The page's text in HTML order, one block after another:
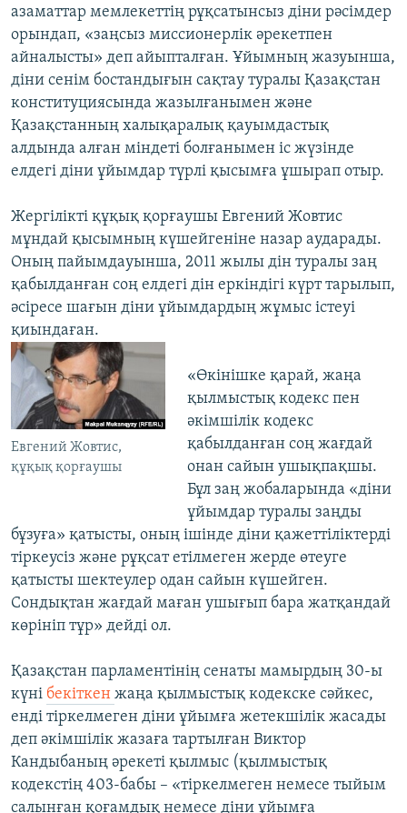
азаматтар мемлекеттің рұқсатынсыз діни рәсімдер
орындап, «заңсыз миссионерлік әрекетпен
айналысты» деп айыпталған. Ұйымның жазуынша,
діни сенім бостандығын сақтау туралы Қазақстан
конституциясында жазылғанымен және
Қазақстанның халықаралық қауымдастық
алдында алған міндеті болғанымен іс жүзінде
елдегі діни ұйымдар түрлі қысымға ұшырап отыр.
Жергілікті құқық қорғаушы Евгений Жовтис
мұндай қысымның күшейгеніне назар аударады.
Оның пайымдауынша, 2011 жылы дін туралы заң
қабылданған соң елдегі дін еркіндігі күрт тарылып,
әсіресе шағын діни ұйымдардың жұмыс істеуі
қиындаған.
Евгений Жовтис,
құқық қорғаушы
«Өкінішке қарай, жаңа
қылмыстық кодекс пен
әкімшілік кодекс
қабылданған соң жағдай
онан сайын ушықпақшы.
Бұл заң жобаларында «діни
ұйымдар туралы заңды
бұзуға» қатысты, оның ішінде діни қажеттіліктерді
тіркеусіз және рұқсат етілмеген жерде өтеуге
қатысты шектеулер одан сайын күшейген.
Сондықтан жағдай маған ушығып бара жатқандай
көрініп тұр» дейді ол.
Қазақстан парламентінің сенаты мамырдың 30-ы
күні бекіткен жаңа қылмыстық кодекске сәйкес,
енді тіркелмеген діни ұйымға жетекшілік жасады
деп әкімшілік жазаға тартылған Виктор
Кандыбаның әрекеті қылмыс (қылмыстық
кодекстің 403-бабы – «тіркелмеген немесе тыйым
салынған қоғамдық немесе діни ұйымға